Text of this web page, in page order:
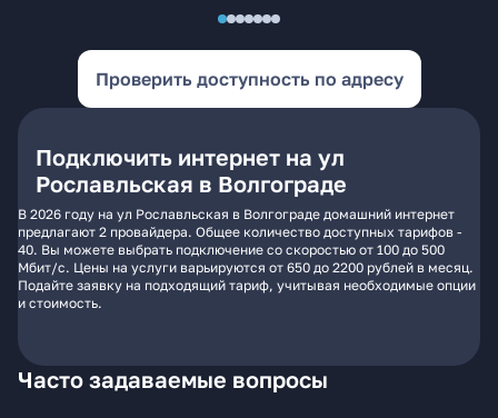
Проверить доступность по адресу
Подключить интернет на ул
Рославльская в Волгограде
В 2026 году на ул Рославльская в Волгограде домашний интернет
предлагают 2 провайдера. Общее количество доступных тарифов -
40. Вы можете выбрать подключение со скоростью от 100 до 500
Мбит/с. Цены на услуги варьируются от 650 до 2200 рублей в месяц.
Подайте заявку на подходящий тариф, учитывая необходимые опции
и стоимость.
Часто задаваемые вопросы